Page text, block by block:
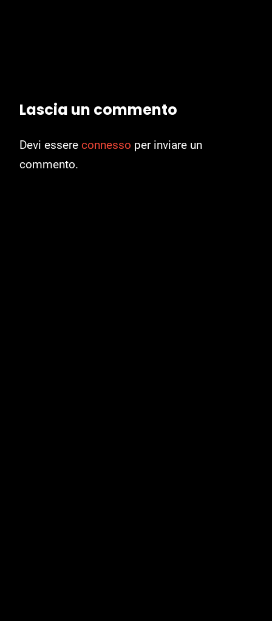
Lascia un commento
Devi essere connesso per inviare un
commento.